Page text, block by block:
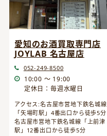
愛知のお酒買取専門店
JOYLAB 名古屋店
052-249-8500
10:00 ～ 19:00
定休日：毎週水曜日
アクセス:名古屋市営地下鉄名城線
「矢場町駅」4番出口から徒歩5分
名古屋市営地下鉄名城線「上前津
駅」12番出口から徒歩5分